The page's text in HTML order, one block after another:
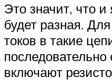
Это значит, что и
будет разная.
токов в такие
последовательно
включают